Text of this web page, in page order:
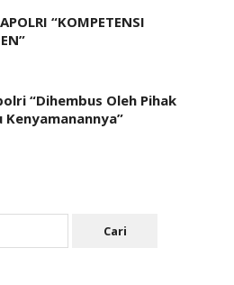
“KOMPETENSI
“Dihembus Oleh Pihak